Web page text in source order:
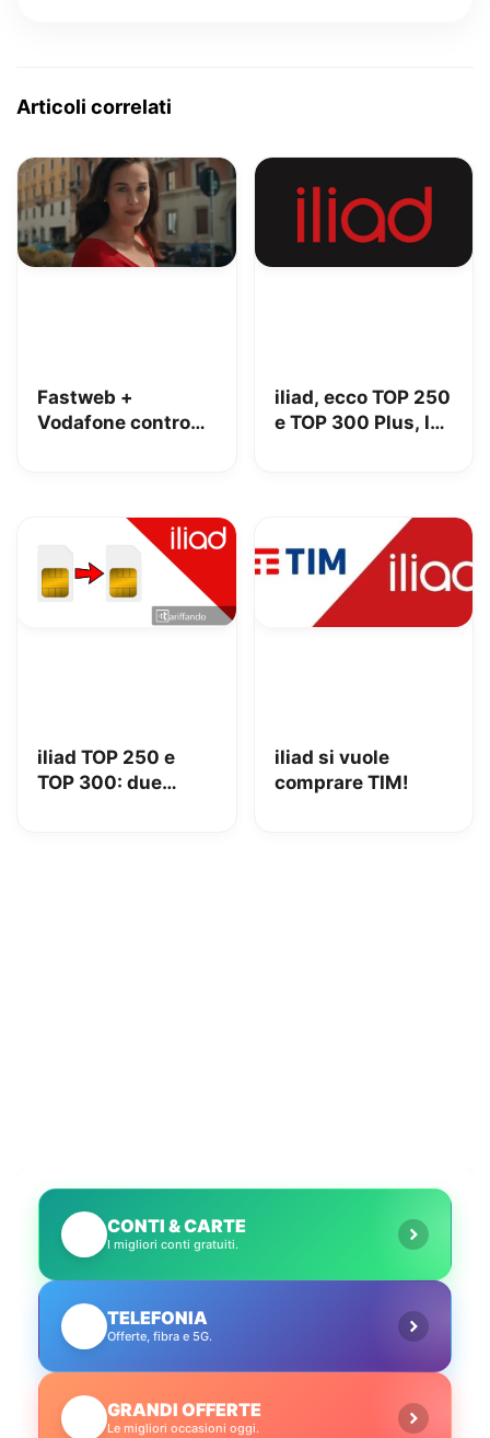
Articoli correlati
Fastweb +
Vodafone contro
iliad, ecco TOP 250
e TOP 300 Plus, le
iliad TOP 250 e
TOP 300: due
iliad si vuole
comprare TIM!
CONTI & CARTE
I migliori conti gratuiti.
TELEFONIA
Offerte, fibra e 5G.
GRANDI OFFERTE
Le migliori occasioni oggi.